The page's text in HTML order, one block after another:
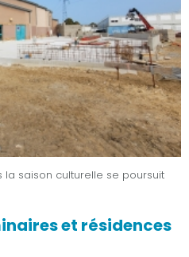
la saison culturelle se poursuit
et résidences